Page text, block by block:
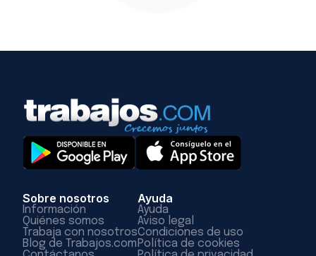
Sobre nosotros
Información
Quiénes somos
Trabaja con nosotros
Blog de Trabajos.com
Ayuda
Ayuda
Aviso legal
Condiciones de uso
Política de cookies